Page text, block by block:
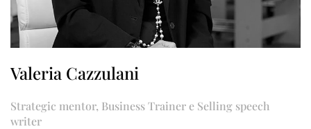
Valeria Cazzulani
Strategic mentor, Business Trainer e Selling speech
writer